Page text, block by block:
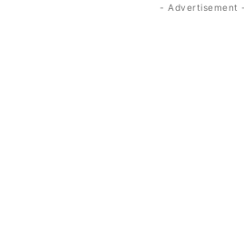
- Advertisement -